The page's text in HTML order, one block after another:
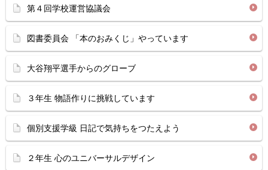
第４回学校運営協議会
図書委員会 「本のおみくじ」やっています
大谷翔平選手からのグローブ
３年生 物語作りに挑戦しています
個別支援学級 日記で気持ちをつたえよう
２年生 心のユニバーサルデザイン